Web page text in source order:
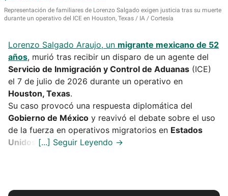
Representación de familiares de Lorenzo Salgado exigen justicia tras su muerte
durante un operativo del ICE en Houston, Texas
IA / Cortesía
Lorenzo Salgado Araujo, un migrante mexicano de 52
años, murió tras recibir un disparo de un agente del
Servicio de Inmigración y Control de Aduanas (ICE)
el 7 de julio de 2026 durante un operativo en
Houston, Texas.
Su caso provocó una respuesta diplomática del
Gobierno de México y reavivó el debate sobre el uso
de la fuerza en operativos migratorios en Estados
Unidos